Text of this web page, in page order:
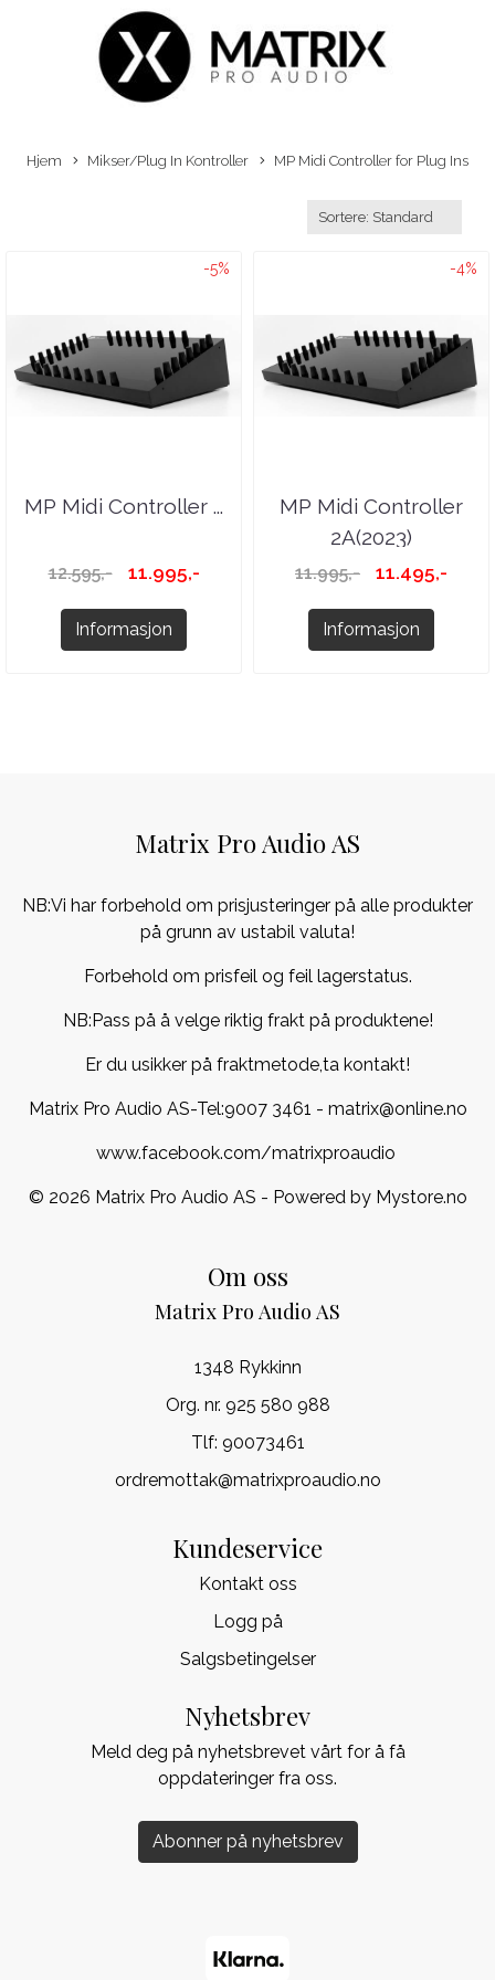
Hjem Mikser/Plug In Kontroller MP Midi Controller for Plug Ins
-5%
MP Midi Controller ...
12.595,- 11.995,-
Informasjon
-4%
MP Midi Controller
2A(2023)
11.995,- 11.495,-
Informasjon
Matrix Pro Audio AS
NB:Vi har forbehold om prisjusteringer på alle produkter
på grunn av ustabil valuta!
Forbehold om prisfeil og feil lagerstatus.
NB:Pass på å velge riktig frakt på produktene!
Er du usikker på fraktmetode,ta kontakt!
Matrix Pro Audio AS-Tel:9007 3461 - matrix@online.no
www.facebook.com/matrixproaudio
© 2026 Matrix Pro Audio AS - Powered by Mystore.no
Om oss
Matrix Pro Audio AS
1348 Rykkinn
Org. nr. 925 580 988
Tlf: 90073461
ordremottak@matrixproaudio.no
Kundeservice
Kontakt oss
Logg på
Salgsbetingelser
Nyhetsbrev
Meld deg på nyhetsbrevet vårt for å få
oppdateringer fra oss.
Abonner på nyhetsbrev